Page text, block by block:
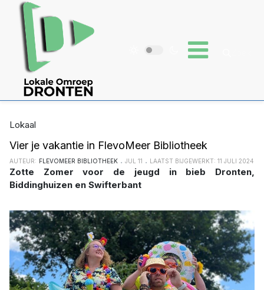
Lokaal
Vier je vakantie in FlevoMeer Bibliotheek
AUTEUR: FLEVOMEER BIBLIOTHEEK JUL 11 LAATST BIJGEWERKT: 11 JULI 2024
Zotte Zomer voor de jeugd in bieb Dronten,
Biddinghuizen en Swifterbant